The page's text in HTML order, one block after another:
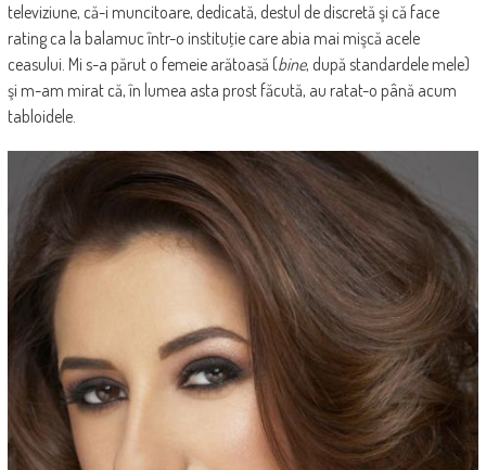
televiziune, că-i muncitoare, dedicată, destul de discretă şi că face
rating ca la balamuc într-o instituţie care abia mai mişcă acele
ceasului. Mi s-a părut o femeie arătoasă (bine, după standardele mele)
şi m-am mirat că, în lumea asta prost făcută, au ratat-o până acum
tabloidele.